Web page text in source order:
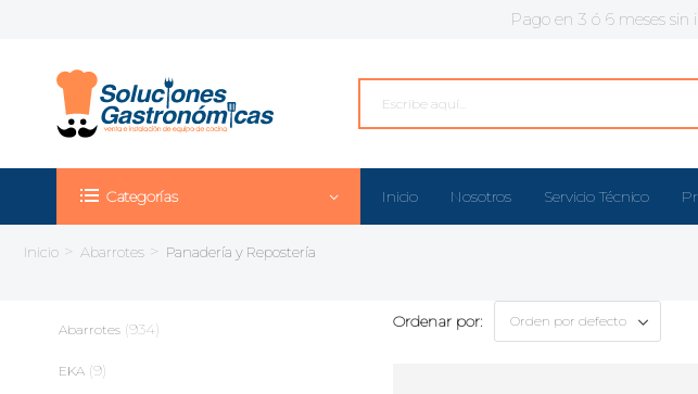
Pago en 3 ó 6 meses sin
Categorías Inicio Nosotros Servicio Técnico
Inicio > Abarrotes > Panadería y Repostería
Abarrotes (934)
EKA (9)
Ordenar por: